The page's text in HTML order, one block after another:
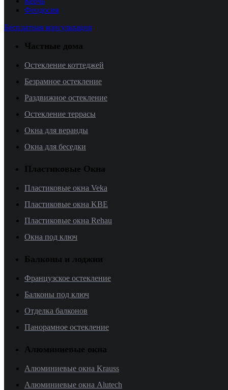
Феодосия
Бесплатная консультация
Частные дома
Остекление коттеджей
Безрамное остекление
Раздвижное остекление
Остекление террасы
Окна для веранды
Окна для беседки
Пластиковые Окна
Пластиковые окна Veka
Пластиковые окна KBE
Пластиковые окна Rehau
Окна под ключ
Балконы и лоджии
Французское остекление
Балконы под ключ
Отделка балконов
Панорамное остекление
Алюминиевые окна
Алюминиевые окна Krauss
Алюминиевые окна Alutech